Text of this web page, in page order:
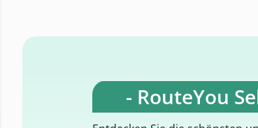
- RouteYou